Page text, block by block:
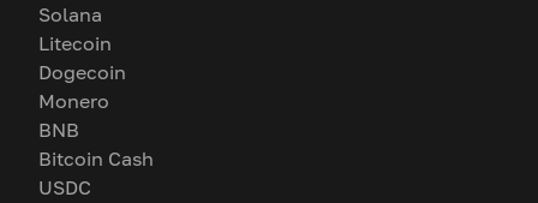
Solana
Litecoin
Dogecoin
Monero
BNB
Bitcoin Cash
USDC